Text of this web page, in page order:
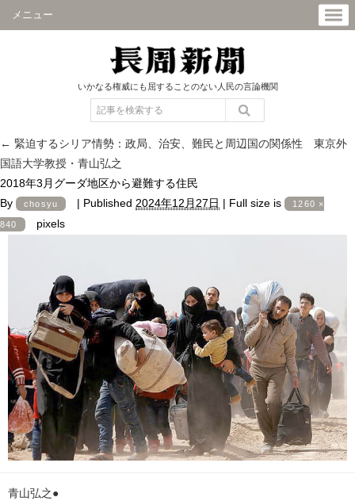
メニュー
いかなる権威にも屈することのない人民の言論機関
← 緊迫するシリア情勢：政局、治安、難民と周辺国の関係性 東京外
国語大学教授・青山弘之
2018年3月グーダ地区から避難する住民
By
chosyu | Published 2024年12月27日 | Full size is 1260 ×
840 pixels
青山弘之●